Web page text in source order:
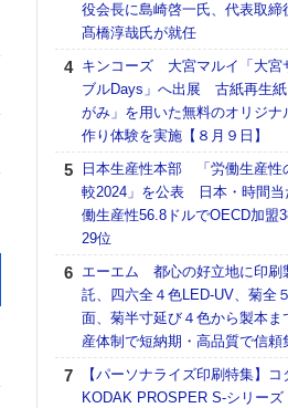
役会長に島崎啓一氏、代表取締
髙橋淳哉氏が就任
キンコーズ 大宮マルイ「大宮
ブルDays」へ出展 古紙再生紙
がみ」を用いた無料のオリジナ
作り体験を実施【８月９日】
日本生産性本部 「労働生産性
較2024」を公表 日本・時間当
働生産性56.8ドルでOECD加盟
29位
エーエム 都心の好立地に印刷
託、四六全４色LED-UV、菊全
面、菊半寸延び４色から製本ま
産体制で短納期・高品質で信頼
【パーソナライズ印刷特集】
KODAK PROSPER S-シリーズ